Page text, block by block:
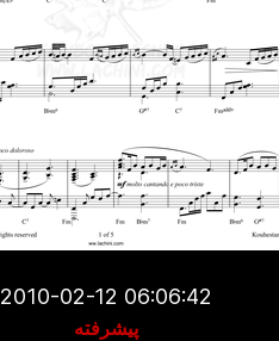
2010-02-12 06:06:42
پیشرفته